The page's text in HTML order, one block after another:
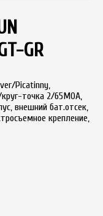
GR
Picatinny,
точка 2/65МОА,
внешний бат.отсек,
крепление,